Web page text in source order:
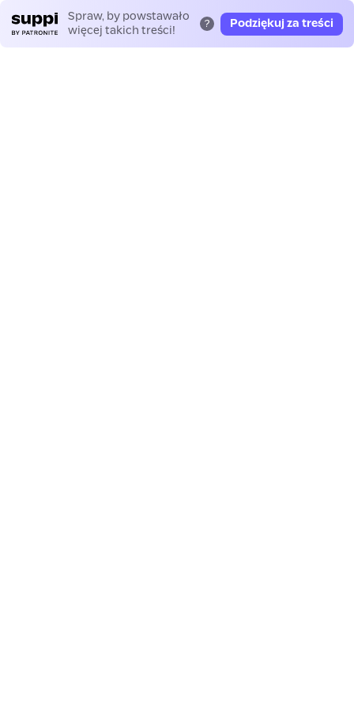
Spraw, by powstawało
więcej takich treści!
? Podziękuj za treści